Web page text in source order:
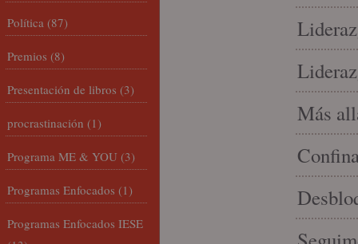
Más
Política (87)
Premios (8)
Presentación de libros (3)
procrastinación (1)
Programa ME & YOU (3)
Programas Enfocados (1)
Programas Enfocados IESE